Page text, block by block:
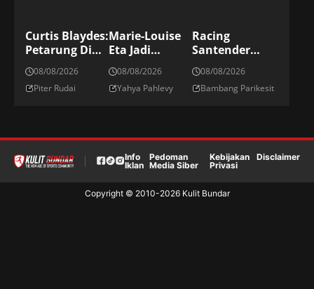
Curtis Blaydes:
Petarung Di
Divisi Kelas
Berat UFC
08/08/2026
Piter Rudai
Marie-Louise
Eta Jadi
Pelatih
Perempuan
Pertama Di
08/08/2026
Yahya Pahlevy
Racing
Santender
Promosi Ke La
LIga Spanyol
08/08/2026
Bambang Parikesit
Info
Iklan
Pedoman
Media Siber
Kebijakan
Privasi
Disclaimer
Copyright © 2010-2026Kulit Bundar